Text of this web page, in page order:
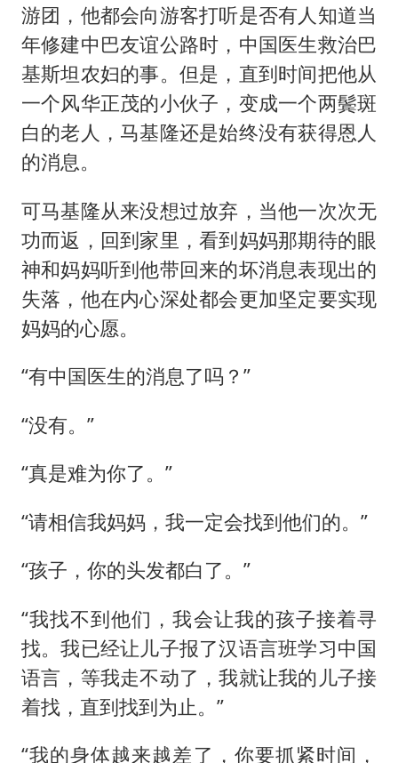
游团，他都会向游客打听是否有人知道当
年修建中巴友谊公路时，中国医生救治巴
基斯坦农妇的事。但是，直到时间把他从
一个风华正茂的小伙子，变成一个两鬓斑
白的老人，马基隆还是始终没有获得恩人
的消息。
可马基隆从来没想过放弃，当他一次次无
功而返，回到家里，看到妈妈那期待的眼
神和妈妈听到他带回来的坏消息表现出的
失落，他在内心深处都会更加坚定要实现
妈妈的心愿。
“有中国医生的消息了吗？”
“没有。”
“真是难为你了。”
“请相信我妈妈，我一定会找到他们的。”
“孩子，你的头发都白了。”
“我找不到他们，我会让我的孩子接着寻
找。我已经让儿子报了汉语言班学习中国
语言，等我走不动了，我就让我的儿子接
着找，直到找到为止。”
“我的身体越来越差了，你要抓紧时间，